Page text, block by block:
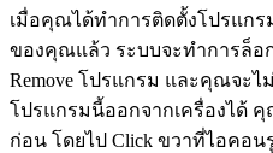
เมื่อคุณได้ทำการติดตั้งโปรแกร
ของคุณแล้ว ระบบจะทำการล็อก
Remove โปรแกรม และคุณจะ
โปรแกรมนี้ออกจากเครื่องได้
ก่อน โดยไป Click ขวาที่ไอคอน